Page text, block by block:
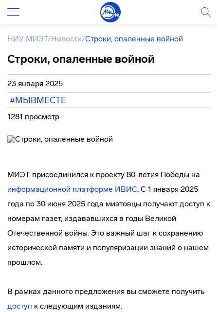
НИУ МИЭТ/Новости/Строки, опаленные войной
Строки, опаленные войной
23 января 2025
#МЫВМЕСТЕ
1281 просмотр
МИЭТ присоединился к проекту 80-летия Победы на
информационной платформе ИВИС. С 1 января 2025
года по 30 июня 2025 года миэтовцы получают доступ к
номерам газет, издававшихся в годы Великой
Отечественной войны. Это важный шаг к сохранению
исторической памяти и популяризации знаний о нашем
прошлом.
В рамках данного предложения вы сможете получить
доступ к следующим изданиям: